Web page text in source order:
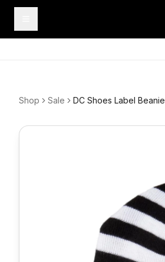
Shop Sale DC Shoes Label Beanie